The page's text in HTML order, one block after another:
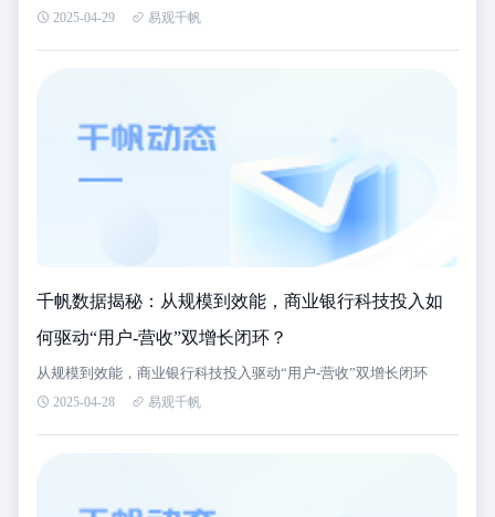
落态势，但季度内运营指数逐月回暖。
2025-04-29 易观千帆
千帆数据揭秘：从规模到效能，商业银行科技投入如
何驱动“用户-营收”双增长闭环？
从规模到效能，商业银行科技投入驱动“用户-营收”双增长闭环
2025-04-28 易观千帆